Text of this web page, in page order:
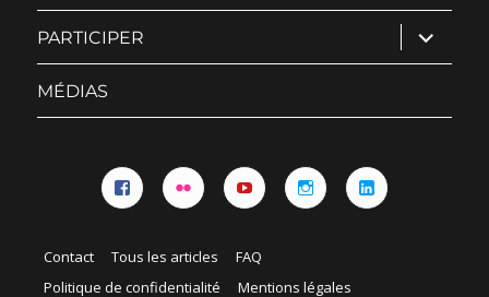
PARTICIPER ouvrir
le
sous-
MÉDIAS
Contact Tous les articles
FAQ
Politique de confidentialité
Mentions légales